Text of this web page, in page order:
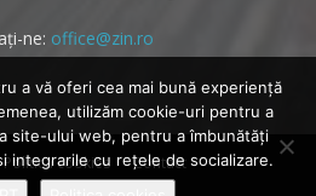
ne: office@zin.ro
Politica cookies Contact
a vă oferi cea mai bună experiență
utilizăm cookie-uri pentru a
site-ului web, pentru a îmbunătăţi
integrarile cu reţele de socializare.